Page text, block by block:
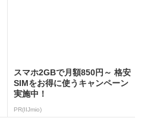
スマホ2GBで月額850円～ 格安
SIMをお得に使うキャンペーン
実施中！
PR(IIJmio)